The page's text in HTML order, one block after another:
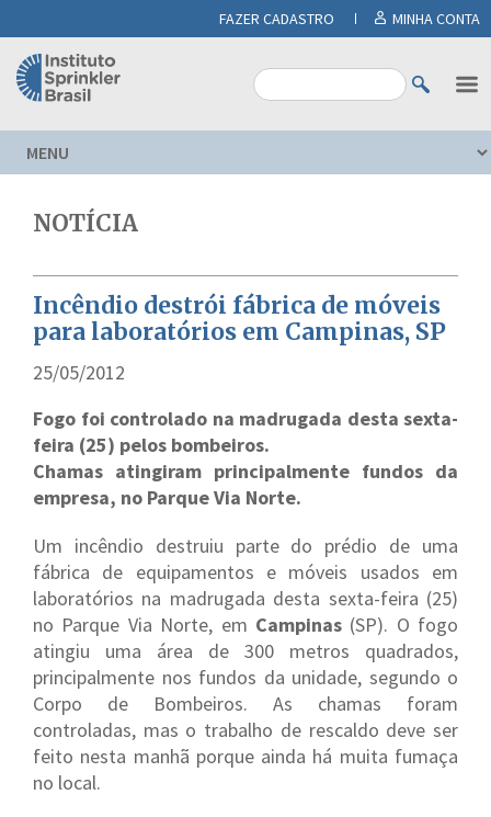
FAZER CADASTRO MINHA CONTA
NOTÍCIA
Incêndio destrói fábrica de móveis
para laboratórios em Campinas, SP
25/05/2012
Fogo foi controlado na madrugada desta sexta-
feira (25) pelos bombeiros.
Chamas atingiram principalmente fundos da
empresa, no Parque Via Norte.
Um incêndio destruiu parte do prédio de uma
fábrica de equipamentos e móveis usados em
laboratórios na madrugada desta sexta-feira (25)
no Parque Via Norte, em Campinas(SP). O fogo
atingiu uma área de 300 metros quadrados,
principalmente nos fundos da unidade, segundo o
Corpo de Bombeiros. As chamas foram
controladas, mas o trabalho de rescaldo deve ser
feito nesta manhã porque ainda há muita fumaça
no local.